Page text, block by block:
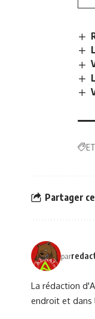
Partager
par
La rédaction
endroit et dans